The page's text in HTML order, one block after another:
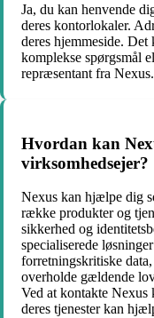
Ja, du kan henvende
deres kontorlokaler.
deres hjemmeside.
komplekse spørgsmål
repræsentant fra Nexus.
Hvordan kan
virksomhedsejer?
Nexus kan hjælpe dig
række produkter og
sikkerhed og
specialiserede
forretningskritiske
overholde gældende
Ved at kontakte Nexus
deres tjenester kan